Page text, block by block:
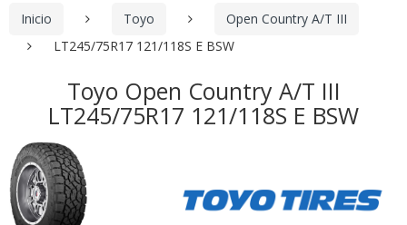
Inicio Toyo
Open Country A/T III
LT245/75R17 121/118S E BSW
Toyo Open Country A/T III
LT245/75R17 121/118S E BSW